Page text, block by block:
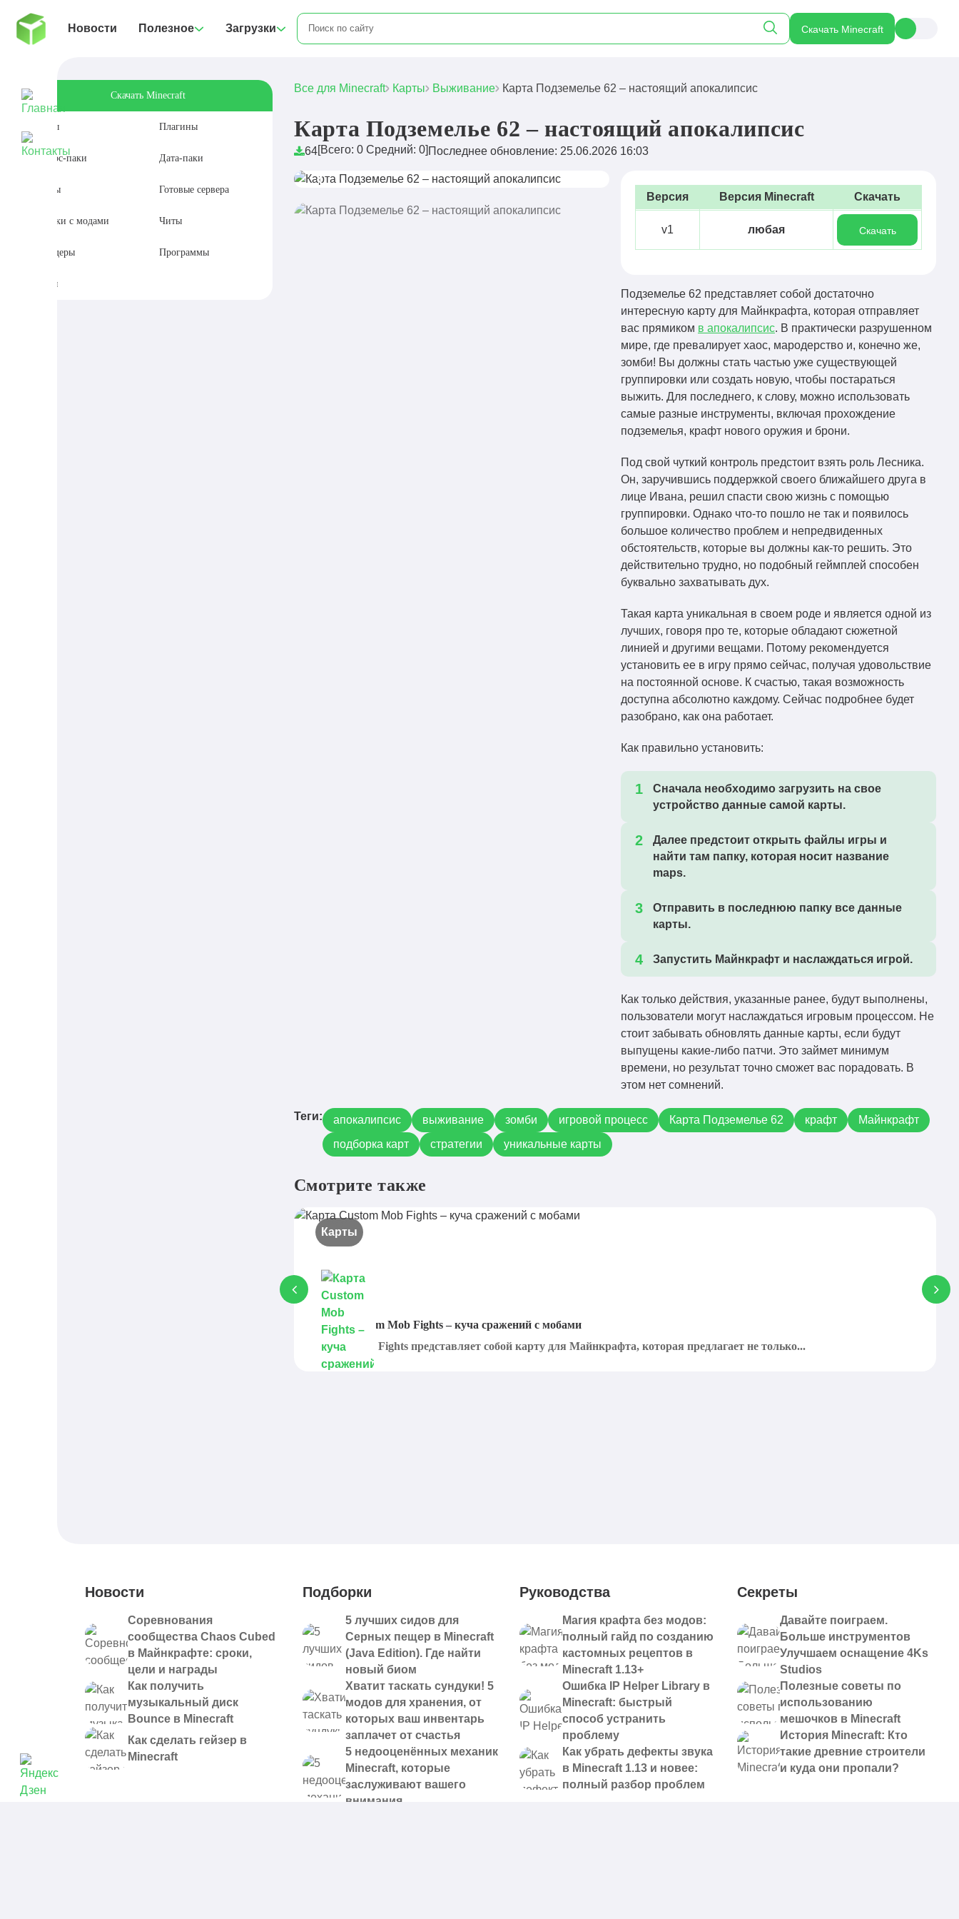
Новости Полезное Загрузки Скачать Minecraft
Скачать Minecraft
Моды Плагины
Ресурс-паки Дата-паки
Карты Готовые сервера
Сборки с модами Читы
Шейдеры Программы
Сиды
Все для Minecraft Карты Выживание Карта Подземелье 62 – настоящий апокалипсис
Карта Подземелье 62 – настоящий апокалипсис
64[Всего: 0 Средний: 0] Последнее обновление: 25.06.2026 16:03
Версия Версия Minecraft Скачать
v1 любая Скачать
Подземелье 62 представляет собой достаточно
интересную карту для Майнкрафта, которая отправляет
вас прямиком в апокалипсис. В практически разрушенном
мире, где превалирует хаос, мародерство и, конечно же,
зомби! Вы должны стать частью уже существующей
группировки или создать новую, чтобы постараться
выжить. Для последнего, к слову, можно использовать
самые разные инструменты, включая прохождение
подземелья, крафт нового оружия и брони.
Под свой чуткий контроль предстоит взять роль Лесника.
Он, заручившись поддержкой своего ближайшего друга в
лице Ивана, решил спасти свою жизнь с помощью
группировки. Однако что-то пошло не так и появилось
большое количество проблем и непредвиденных
обстоятельств, которые вы должны как-то решить. Это
действительно трудно, но подобный геймплей способен
буквально захватывать дух.
Такая карта уникальная в своем роде и является одной из
лучших, говоря про те, которые обладают сюжетной
линией и другими вещами. Потому рекомендуется
установить ее в игру прямо сейчас, получая удовольствие
на постоянной основе. К счастью, такая возможность
доступна абсолютно каждому. Сейчас подробнее будет
разобрано, как она работает.
Как правильно установить:
Сначала необходимо загрузить на свое
устройство данные самой карты.
Далее предстоит открыть файлы игры и
найти там папку, которая носит название
maps.
Отправить в последнюю папку все данные
карты.
Запустить Майнкрафт и наслаждаться игрой.
Как только действия, указанные ранее, будут выполнены,
пользователи могут наслаждаться игровым процессом. Не
стоит забывать обновлять данные карты, если будут
выпущены какие-либо патчи. Это займет минимум
времени, но результат точно сможет вас порадовать. В
этом нет сомнений.
Теги: апокалипсис выживание зомби игровой процесс Карта Подземелье 62 крафт
Майнкрафт
подборка карт
стратегии уникальные карты
Смотрите также
Карты
Карта Custom Mob Fights – куча сражений с мобами
Custom Mob Fights представляет собой карту для Майнкрафта, которая предлагает не только...
Новости
Соревнования
сообщества Chaos Cubed
в Майнкрафте: сроки,
цели и награды
Как получить
музыкальный диск
Bounce в Minecraft
Как сделать гейзер в
Minecraft
Подборки
5 лучших сидов для
Серных пещер в Minecraft
(Java Edition). Где найти
новый биом
Хватит таскать сундуки! 5
модов для хранения, от
которых ваш инвентарь
заплачет от счастья
5 недооценённых механик
Minecraft, которые
заслуживают вашего
внимания
Руководства
Магия крафта без модов:
полный гайд по созданию
кастомных рецептов в
Minecraft 1.13+
Ошибка IP Helper Library в
Minecraft: быстрый
способ устранить
проблему
Как убрать дефекты звука
в Minecraft 1.13 и новее:
полный разбор проблем
Секреты
Давайте поиграем.
Больше инструментов
Улучшаем оснащение 4Ks
Studios
Полезные советы по
использованию
мешочков в Minecraft
История Minecraft: Кто
такие древние строители
и куда они пропали?